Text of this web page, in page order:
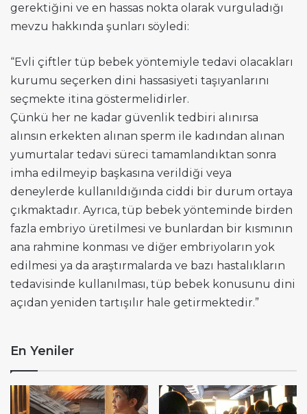
gerektiğini ve en hassas nokta olarak vurguladığı
mevzu hakkında şunları söyledi:
“Evli çiftler tüp bebek yöntemiyle tedavi olacakları
kurumu seçerken dini hassasiyeti taşıyanlarını
seçmekte itina göstermelidirler.
Çünkü her ne kadar güvenlik tedbiri alınırsa
alınsın erkekten alınan sperm ile kadından alınan
yumurtalar tedavi süreci tamamlandıktan sonra
imha edilmeyip başkasına verildiği veya
deneylerde kullanıldığında ciddi bir durum ortaya
çıkmaktadır. Ayrıca, tüp bebek yönteminde birden
fazla embriyo üretilmesi ve bunlardan bir kısmının
ana rahmine konması ve diğer embriyoların yok
edilmesi ya da araştırmalarda ve bazı hastalıkların
tedavisinde kullanılması, tüp bebek konusunu dini
açıdan yeniden tartışılır hale getirmektedir.”
En Yeniler